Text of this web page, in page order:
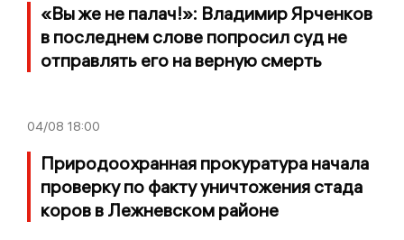
«Вы же не палач!»: Владимир Ярченков
в последнем слове попросил суд не
отправлять его на верную смерть
04/08 18:00
Природоохранная прокуратура начала
проверку по факту уничтожения стада
коров в Лежневском районе